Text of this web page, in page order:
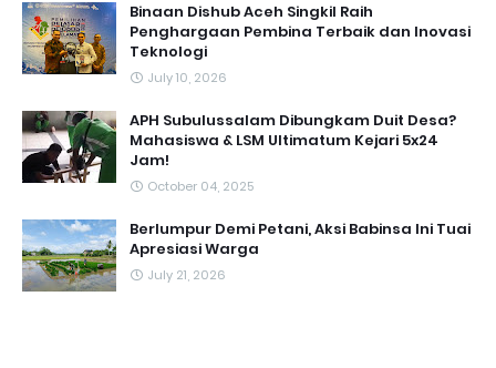
Binaan Dishub Aceh Singkil Raih
Penghargaan Pembina Terbaik dan Inovasi
Teknologi
July 10, 2026
APH Subulussalam Dibungkam Duit Desa?
Mahasiswa & LSM Ultimatum Kejari 5x24
Jam!
October 04, 2025
Berlumpur Demi Petani, Aksi Babinsa Ini Tuai
Apresiasi Warga
July 21, 2026